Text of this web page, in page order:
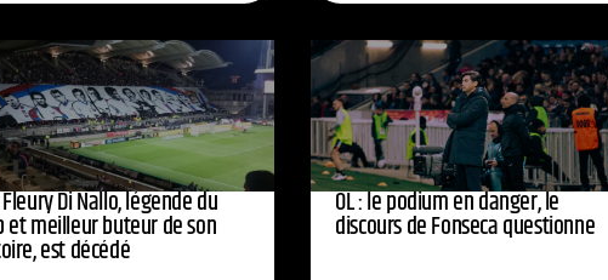
Fleury Di Nallo, légende du
et meilleur buteur de son
est décédé
OL : le podium en danger, le
discours de Fonseca questionne